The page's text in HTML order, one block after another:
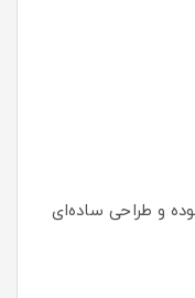
و طراحی ساده‌ای